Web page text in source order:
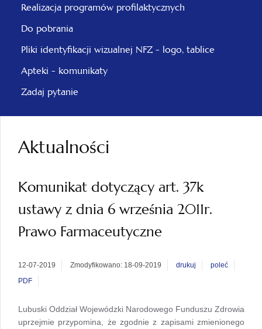
Realizacja programów profilaktycznych
Do pobrania
Pliki identyfikacji wizualnej NFZ - logo, tablice
Apteki - komunikaty
Zadaj pytanie
Aktualności
Komunikat dotyczący art. 37k
ustawy z dnia 6 września 2011r.
Prawo Farmaceutyczne
12-07-2019 Zmodyfikowano: 18-09-2019 drukuj
poleć
PDF
Lubuski Oddział Wojewódzki Narodowego Funduszu Zdrowia
uprzejmie przypomina, że zgodnie z zapisami zmienionego